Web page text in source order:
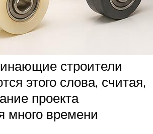
строители
этого слова, считая,
проекта
много времени